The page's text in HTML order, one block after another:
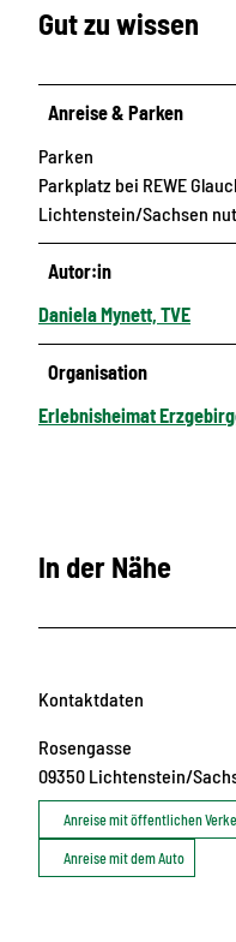
Gut zu wissen
Anreise & Parken
Parken
Parkplatz bei REWE
Lichtenstein/Sachsen
Autor:in
Daniela Mynett, TVE
Organisation
Erlebnisheimat
In der Nähe
Kontaktdaten
Rosengasse
09350 Lichtenstein/
Anreise mit öffentlichen
Anreise mit dem Auto